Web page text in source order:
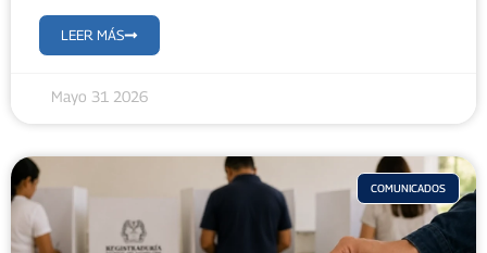
LEER MÁS
Mayo 31 2026
COMUNICADOS